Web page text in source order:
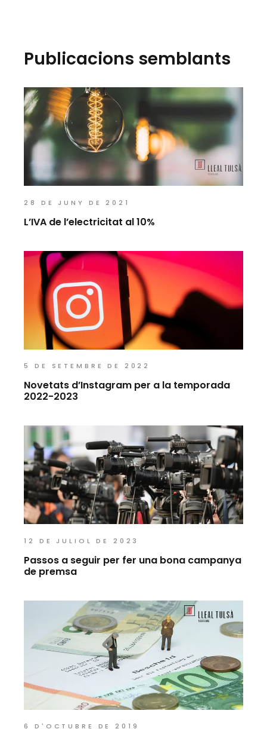
Publicacions semblants
28 DE JUNY DE 2021
L’IVA de l’electricitat al 10%
5 DE SETEMBRE DE 2022
Novetats d’Instagram per a la temporada
2022-2023
12 DE JULIOL DE 2023
Passos a seguir per fer una bona campanya
de premsa
6 D'OCTUBRE DE 2019